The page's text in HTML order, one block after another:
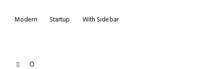
Modern Startup With Sidebar
0